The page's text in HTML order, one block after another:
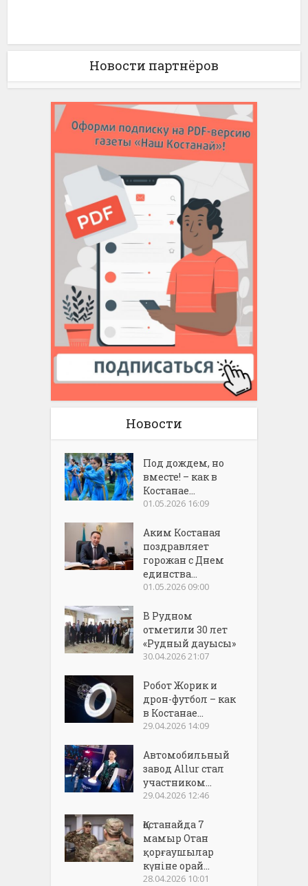
Новости партнёров
Новости
Под дождем, но
вместе! – как в
Костанае...
01.05.2026 16:09
Аким Костаная
поздравляет
горожан с Днем
единства...
01.05.2026 09:00
В Рудном
отметили 30 лет
«Рудный дауысы»
30.04.2026 21:07
Робот Жорик и
дрон-футбол – как
в Костанае...
29.04.2026 14:09
Автомобильный
завод Allur стал
участником...
29.04.2026 12:46
Қостанайда 7
мамыр Отан
қорғаушылар
күніне орай...
28.04.2026 10:01